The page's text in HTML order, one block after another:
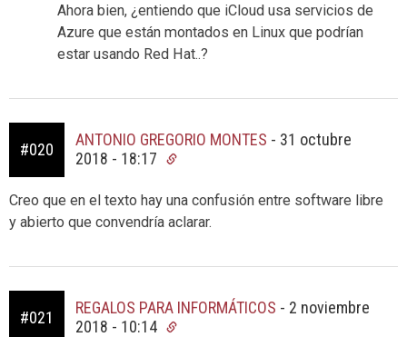
Ahora bien, ¿entiendo que iCloud usa servicios de
Azure que están montados en Linux que podrían
estar usando Red Hat..?
#020
ANTONIO GREGORIO MONTES - 31 octubre
2018 - 18:17
Creo que en el texto hay una confusión entre software libre
y abierto que convendría aclarar.
#021
REGALOS PARA INFORMÁTICOS - 2 noviembre
2018 - 10:14